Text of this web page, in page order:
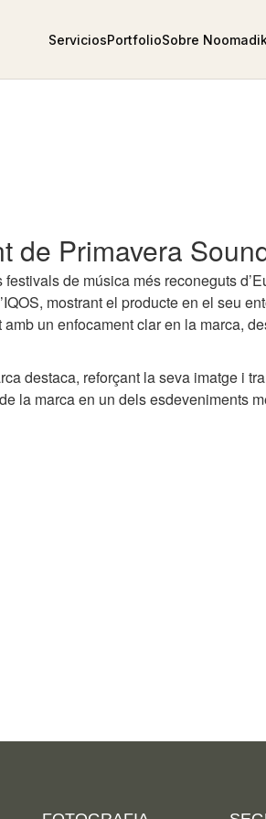
ServiciosPortfolioSobre
de Primavera
de música més reconeguts
mostrant el producte en el seu
un enfocament clar en la marca,
destaca, reforçant la seva imatge i
la marca en un dels esdeveniments